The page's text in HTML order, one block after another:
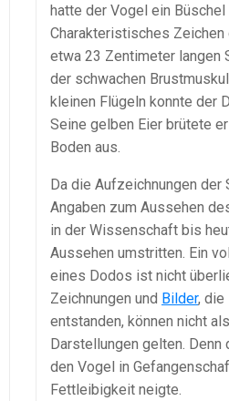
hatte der Vogel ein
Charakteristisches
etwa 23 Zentimeter langen
der schwachen
kleinen Flügeln konnte der
Seine gelben Eier brütete
Boden aus.
Da die Aufzeichnungen der
Angaben zum Aussehen
in der Wissenschaft bis
Aussehen umstritten. Ein
eines Dodos ist nicht
Zeichnungen und Bilder, die
entstanden, können nicht
Darstellungen gelten.
den Vogel in
Fettleibigkeit neigte.